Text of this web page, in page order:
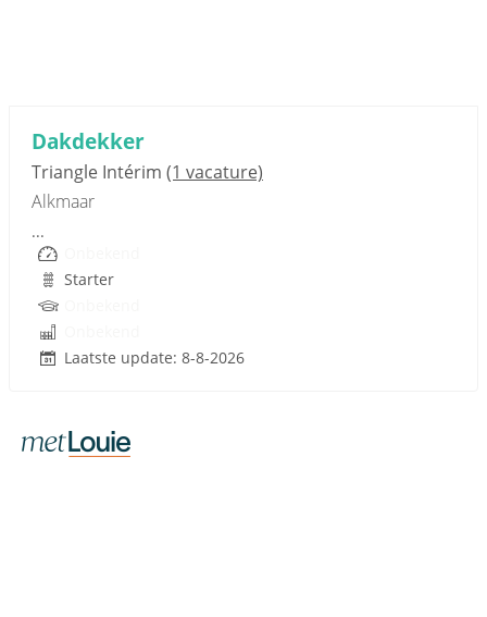
Dakdekker
Triangle Intérim (1 vacature)
Alkmaar
...
Starter
Laatste update: 8-8-2026